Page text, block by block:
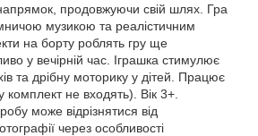
продовжуючи свій шлях. Гра
музикою та реалістичним
на борту роблять гру ще
у вечірній час. Іграшка стимулює
та дрібну моторику у дітей. Працює
комплект не входять). Вік 3+.
може відрізнятися від
через особливості